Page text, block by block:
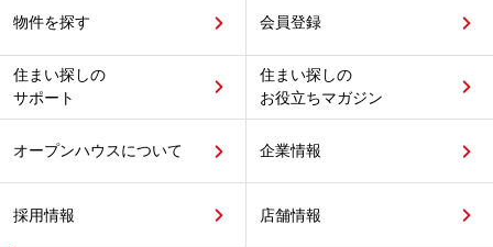
物件を探す 会員登録
住まい探しの
サポート
住まい探しの
お役立ちマガジン
オープンハウスについて 企業情報
採用情報 店舗情報